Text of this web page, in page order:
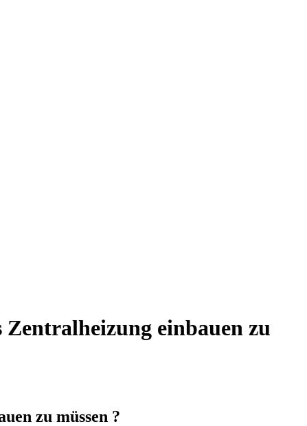
Zentralheizung einbauen zu
zu müssen ?